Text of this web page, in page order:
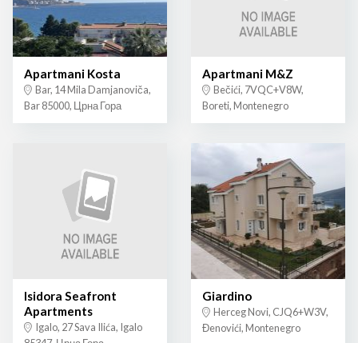
Apartmani Kosta
Bar, 14 Mila Damjanoviča,
Bar 85000, Црна Гора
Apartmani M&Z
Bečići, 7VQC+V8W,
Boreti, Montenegro
Isidora Seafront
Apartments
Igalo, 27 Sava Ilića, Igalo
Giardino
Herceg Novi, CJQ6+W3V,
Đenovići, Montenegro